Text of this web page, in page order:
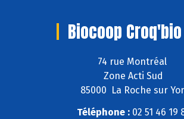
Biocoop
74 rue Montréal
Zone Acti Sud
85000 La Roche sur
Téléphone :02 51 46 19